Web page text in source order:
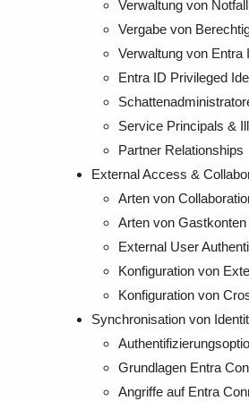
Verwaltung von
Vergabe von
Verwaltung von Entra
Entra ID Privileged
Service Principals &
Partner Relationships
External Access &
Arten von
Arten von Gastkonten
External User
Konfiguration von
Konfiguration von
Synchronisation von
Grundlagen Entra
Angriffe auf Entra